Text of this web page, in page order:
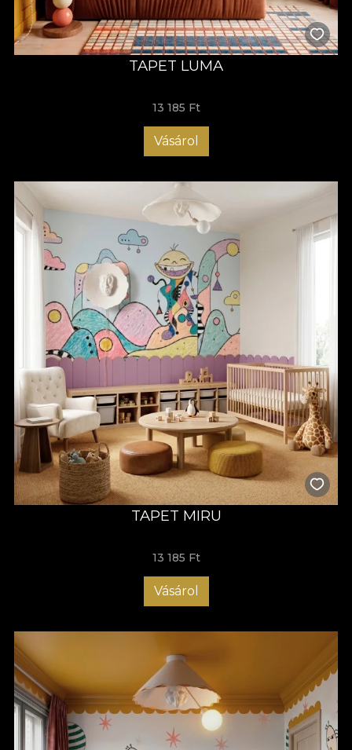
TAPET LUMA
13 185 Ft
Vásárol
TAPET MIRU
13 185 Ft
Vásárol